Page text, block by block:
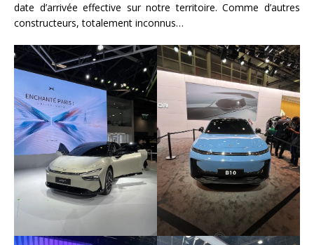
date d’arrivée effective sur notre territoire. Comme d’autres
constructeurs, totalement inconnus…